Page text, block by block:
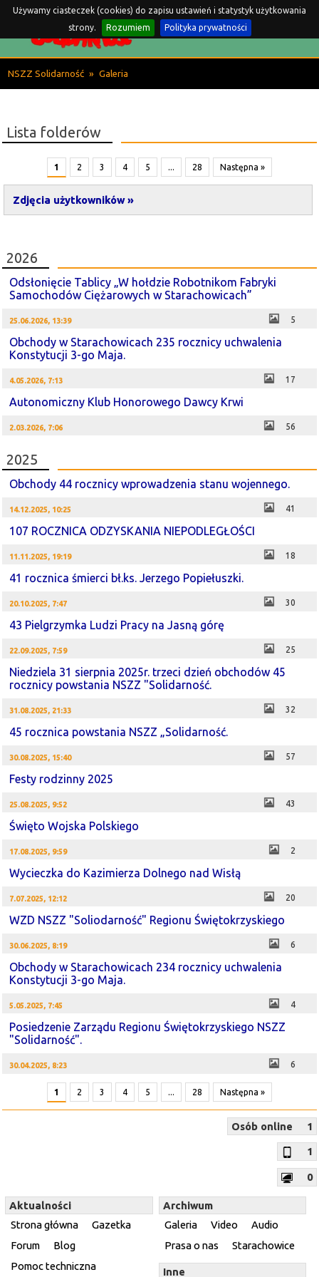
Używamy ciasteczek (cookies) do zapisu ustawień i statystyk użytkowania
strony.
Rozumiem Polityka prywatności
Komisja Międzyzakładowa
w MAN BUS w Starachowicach
NSZZ Solidarność » Galeria
Lista folderów
1 2 3 4 5 ... 28 Następna »
Zdjęcia użytkowników »
2026
Odsłonięcie Tablicy „W hołdzie Robotnikom Fabryki
Samochodów Ciężarowych w Starachowicach”
25.06.2026, 13:39 5
Obchody w Starachowicach 235 rocznicy uchwalenia
Konstytucji 3-go Maja.
4.05.2026, 7:13 17
Autonomiczny Klub Honorowego Dawcy Krwi
2.03.2026, 7:06 56
2025
Obchody 44 rocznicy wprowadzenia stanu wojennego.
14.12.2025, 10:25 41
107 ROCZNICA ODZYSKANIA NIEPODLEGŁOŚCI
11.11.2025, 19:19 18
41 rocznica śmierci bł.ks. Jerzego Popiełuszki.
20.10.2025, 7:47 30
43 Pielgrzymka Ludzi Pracy na Jasną górę
22.09.2025, 7:59 25
Niedziela 31 sierpnia 2025r. trzeci dzień obchodów 45
rocznicy powstania NSZZ "Solidarność.
31.08.2025, 21:33 32
45 rocznica powstania NSZZ „Solidarność.
30.08.2025, 15:40 57
Festy rodzinny 2025
25.08.2025, 9:52 43
Święto Wojska Polskiego
17.08.2025, 9:59 2
Wycieczka do Kazimierza Dolnego nad Wisłą
7.07.2025, 12:12 20
WZD NSZZ "Soliodarność" Regionu Świętokrzyskiego
30.06.2025, 8:19 6
Obchody w Starachowicach 234 rocznicy uchwalenia
Konstytucji 3-go Maja.
5.05.2025, 7:45 4
Posiedzenie Zarządu Regionu Świętokrzyskiego NSZZ
"Solidarność".
30.04.2025, 8:23 6
1 2 3 4 5 ... 28 Następna »
Osób online 1
1
0
Aktualności
Strona główna
Gazetka
Forum
Blog
Pomoc techniczna
Archiwum
Galeria
Video
Audio
Prasa o nas
Starachowice
Inne